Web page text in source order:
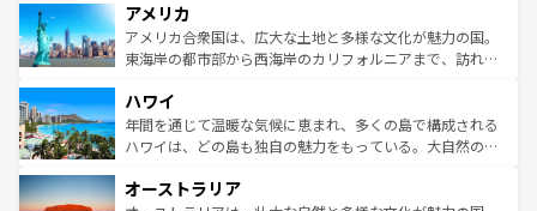
ンツ一覧を参照してほしい。
の建物がそのまま残る町や、スイスならではのユニークな
博物館もあり、アルプス観光だけでなく町歩きも満喫する
ことができる。国民の所得が高いため物価も高いが、旅行
ば市内交通費無料で観光を楽しむこともできる。 なお、新
着のスイス情報はコンテンツ一覧 を参照してほしい。
アメリカ
アメリカ合衆国は、広大な土地と多様な文化が魅力の国。
東海岸の都市部から西海岸のカリフォルニアまで、訪れる
のような巨大都市は、観光、ショッピング、エンターテイ
ンメントが詰まった刺激的なスポットだ。一方、アメリカ
西部には大自然が広がり、グランドキャニオンやイエロー
部のニューオーリンズでは、音楽と美食が融合した独特の
ハワイ
年間を通じて温暖な気候に恵まれ、多くの島で構成される
ハワイは、どの島も独自の魅力をもっている。大自然の神
ワイ島は見逃せない。また、定番の観光地といえばオアフ
オーストラリア